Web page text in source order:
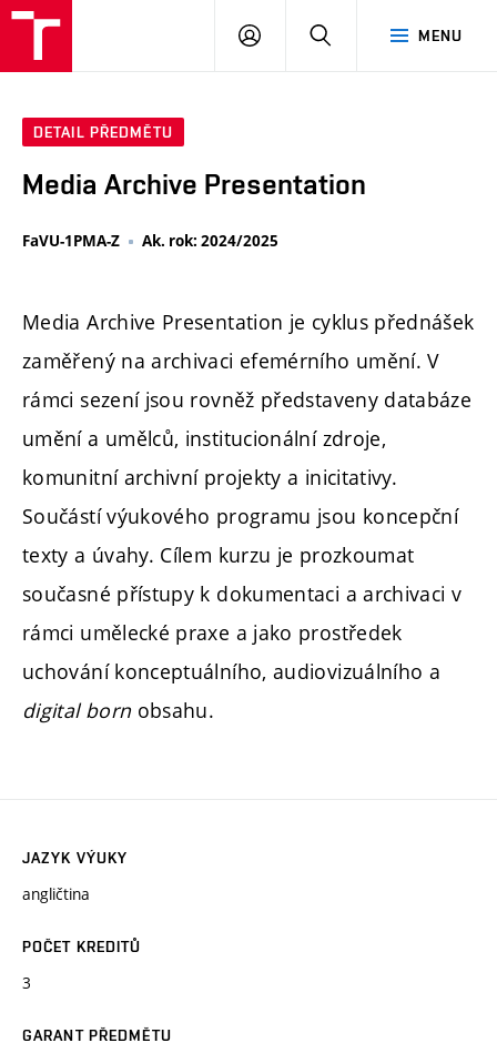
MENU
PŘIHLÁSIT
DETAIL PŘEDMĚTU
Media Archive Presentation
FaVU-1PMA-Z Ak. rok: 2024/2025
Media Archive Presentation je cyklus přednášek
zaměřený na archivaci efemérního umění. V
rámci sezení jsou rovněž představeny databáze
umění a umělců, institucionální zdroje,
komunitní archivní projekty a inicitativy.
Součástí výukového programu jsou koncepční
texty a úvahy. Cílem kurzu je prozkoumat
současné přístupy k dokumentaci a archivaci v
rámci umělecké praxe a jako prostředek
uchování konceptuálního, audiovizuálního a
digital bornobsahu.
JAZYK VÝUKY
angličtina
POČET KREDITŮ
3
GARANT PŘEDMĚTU